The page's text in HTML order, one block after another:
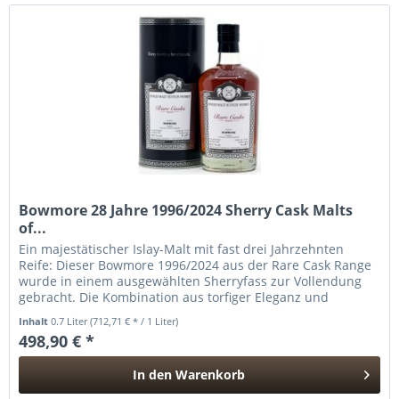
Bowmore 28 Jahre 1996/2024 Sherry Cask Malts
of...
Ein majestätischer Islay-Malt mit fast drei Jahrzehnten
Reife: Dieser Bowmore 1996/2024 aus der Rare Cask Range
wurde in einem ausgewählten Sherryfass zur Vollendung
gebracht. Die Kombination aus torfiger Eleganz und
Inhalt0.7 Liter(712,71 € * / 1 Liter)
498,90 € *
In den Warenkorb